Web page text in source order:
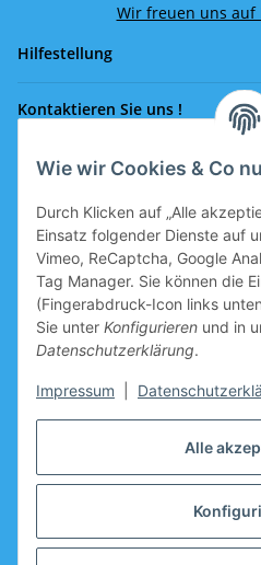
Alle
Wie wir Cookies & Co
Durch Klicken auf „Alle
Einsatz folgender Dienste auf
Vimeo, ReCaptcha, Google
Tag Manager. Sie können die
(Fingerabdruck-Icon links
Sie unter Konfigurieren und in
Datenschutzerklärung.
Impressum
Wir freuen uns auf
Hilfestellung
Kontaktieren Sie uns !
Rufen Sie uns an!
office@eissport.at
Mitglied der WKO
Informationen
Neukundengutschein
Warenkorb vorbereitet.
Hersteller
* Alle Preise inkl. gesetzlicher USt.zzgl.